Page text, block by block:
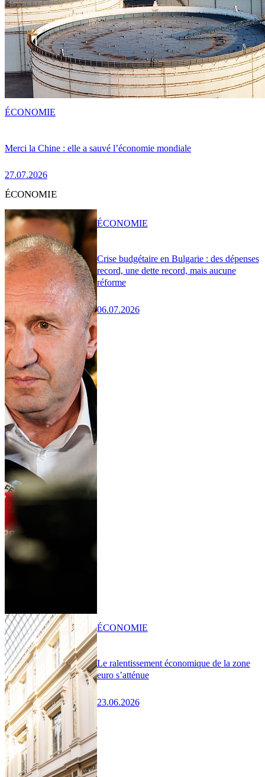
Merci la Chine : elle a sauvé l’économie mondiale
27.07.2026
ÉCONOMIE
ÉCONOMIE
Crise budgétaire en Bulgarie : des dépenses
record, une dette record, mais aucune
réforme
06.07.2026
ÉCONOMIE
Le ralentissement économique de la zone
euro s’atténue
23.06.2026
ÉCONOMIE